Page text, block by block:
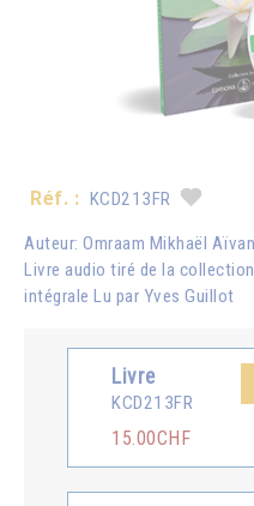
Réf. : KCD213FR
Auteur: Omraam Mikhaël
Livre audio tiré de la
intégrale Lu par Yves Guillot
Livre
KCD213FR
15.00CHF